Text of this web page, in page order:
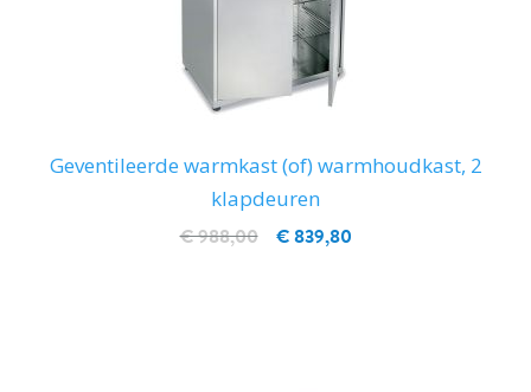
Geventileerde warmkast (of) warmhoudkast, 2
klapdeuren
€ 839,80
€ 988,00